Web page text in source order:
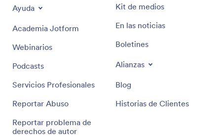
Ayuda
Academia Jotform
Webinarios
Podcasts
Servicios Profesionales
Reportar Abuso
Reportar problema de
derechos de autor
Kit de medios
En las noticias
Boletines
Alianzas
Blog
Historias de Clientes